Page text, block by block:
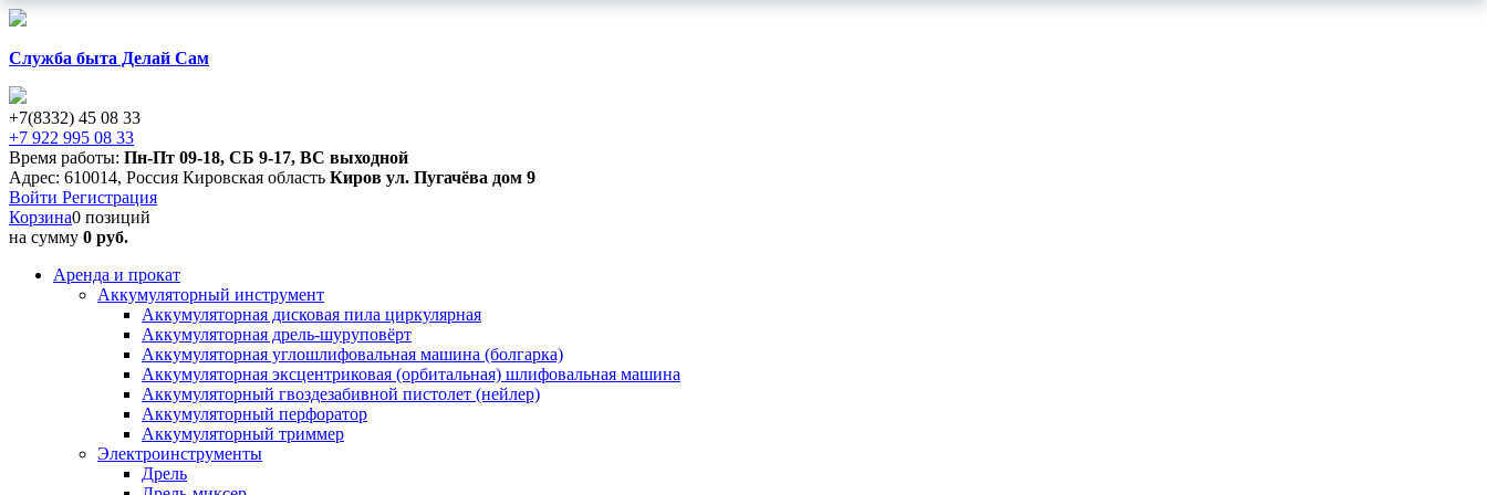
Служба быта Делай Сам
+7(8332) 45 08 33
+7 922 995 08 33
Время работы: Пн-Пт 09-18, СБ 9-17, ВС выходной
Адрес: 610014, Россия Кировская область Киров ул. Пугачёва дом 9
Войти Регистрация
Корзина0 позиций
на сумму 0 руб.
Аренда и прокат
Аккумуляторный инструмент
Аккумуляторная дисковая пила циркулярная
Аккумуляторная дрель-шуруповёрт
Аккумуляторная углошлифовальная машина (болгарка)
Аккумуляторная эксцентриковая (орбитальная) шлифовальная машина
Аккумуляторный гвоздезабивной пистолет (нейлер)
Аккумуляторный перфоратор
Аккумуляторный триммер
Электроинструменты
Дрель